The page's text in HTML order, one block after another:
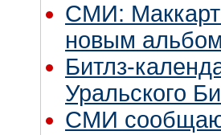
СМИ:
новым
Битлз-
Уральского
СМИ